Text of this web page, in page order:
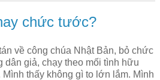
chức tước?
về công chúa Nhật Bản, bỏ chức
dân giả, chạy theo mối tình hữu
thấy không gì to lớn lắm. Mình